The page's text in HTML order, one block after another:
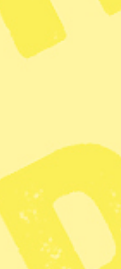
Gatorna i Budapest fylldes
firande människor. Foto: Denes
Valet i Ungern slutade
oppositionen och att
makten efter 16 år.
över förändringen är
lämnade Ungern för
– Hoppet för ungersk
återställt, säger han.
Madeleine Johansson